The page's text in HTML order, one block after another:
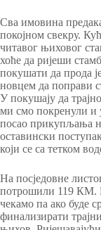
Сва имовина предака
покојном свекру.
читавог њиховог
хоће да ријеши
покушати да прода
новцем да поправи
У покушају да
ми смо покренули и
посао прикупљања
оставински
који се са тетком
На посједовне
потрошили 119 КМ.
чекамо па ако буде
финализирати